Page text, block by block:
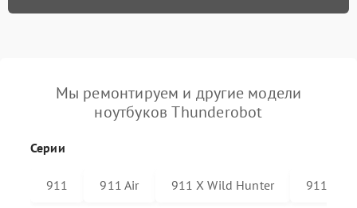
Мы ремонтируем и другие модели
ноутбуков Thunderobot
Серии
911 911 Air 911 X Wild Hunter 911 Plus